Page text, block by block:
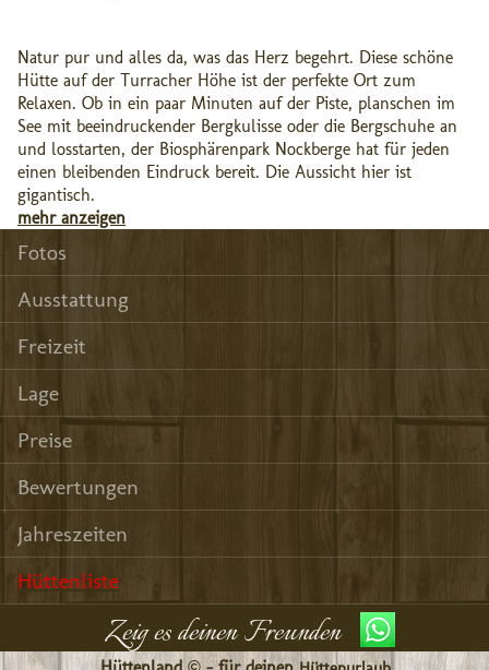
Natur pur und alles da, was das Herz begehrt. Diese schöne
Hütte auf der Turracher Höhe ist der perfekte Ort zum
Relaxen. Ob in ein paar Minuten auf der Piste, planschen im
See mit beeindruckender Bergkulisse oder die Bergschuhe an
und losstarten, der Biosphärenpark Nockberge hat für jeden
einen bleibenden Eindruck bereit. Die Aussicht hier ist
gigantisch.
mehr anzeigen
Fotos
Ausstattung
Freizeit
Lage
Preise
Bewertungen
Jahreszeiten
Hüttenliste
Zeig es deinen Freunden